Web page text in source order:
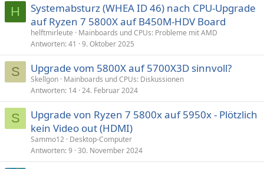
H
Systemabsturz (WHEA ID 46) nach CPU-Upgrade
auf Ryzen 7 5800X auf B450M-HDV Board
helftmirleute
Mainboards und CPUs: Probleme mit AMD
Antworten 41 9. Oktober 2025
S Upgrade vom 5800X auf 5700X3D sinnvoll?
Skellgon Mainboards und CPUs: Diskussionen
Antworten 14 24. Februar 2024
S
Upgrade von Ryzen 7 5800x auf 5950x - Plötzlich
kein Video out (HDMI)
Sammo12 Desktop-Computer
Antworten 9 30. November 2024